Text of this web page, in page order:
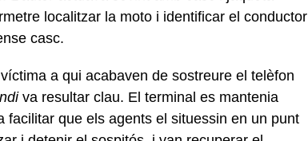
localitzar la moto i identificar el conductor
casc.
a qui acabaven de sostreure el telèfon
va resultar clau. El terminal es mantenia
facilitar que els agents el situessin en un punt